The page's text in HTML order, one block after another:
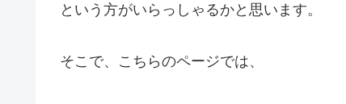
という方がいらっしゃるかと思います。
そこで、こちらのページでは、